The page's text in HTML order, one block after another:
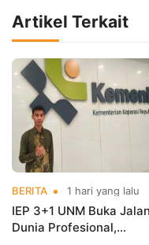
Artikel Terkait
BERITA 1 hari yang lalu
IEP 3+1 UNM Buka
Dunia Profesional,